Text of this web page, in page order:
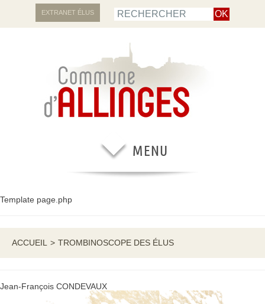
EXTRANET ÉLUS
Template page.php
ACCUEIL > TROMBINOSCOPE DES ÉLUS
Jean-François CONDEVAUX